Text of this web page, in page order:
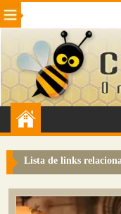
Beleza Cinema e TV
Internet Jogos
VeÃ­culos Adulto
Sugerir Link
Colmeia Exchange
Lista de links